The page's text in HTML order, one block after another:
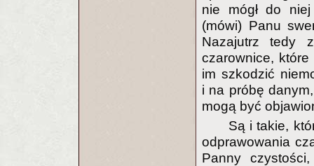
nie mógł do
(mówi) Panu
Nazajutrz tedy
czarownice,
im szkodzić
i na próbę
mogą być
Są i takie,
odprawowania
Panny